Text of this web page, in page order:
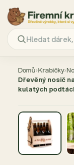
obsah
Domů›Krabičky›
Dřevěný nosič
kulatých
AKCE −7 %